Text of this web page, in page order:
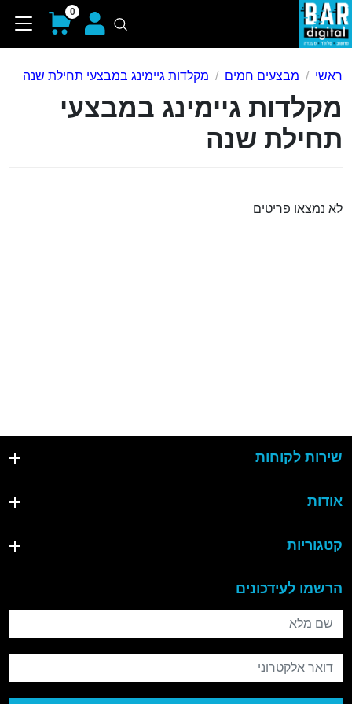
0
ראשי מבצעים חמים מקלדות גיימינג במבצעי תחילת שנה
מקלדות גיימינג במבצעי
תחילת שנה
לא נמצאו פריטים
שירות לקוחות
אודות
קטגוריות
הרשמו לעידכונים
שם מלא
דואר אלקטרוני